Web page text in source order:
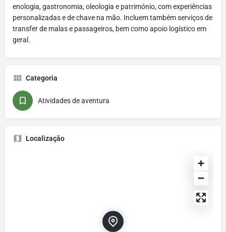
enologia, gastronomia, oleologia e património, com experiências
personalizadas e de chave na mão. Incluem também serviços de
transfer de malas e passageiros, bem como apoio logístico em
geral.
Categoria
Atividades de aventura
Localização